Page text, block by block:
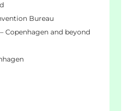
Bureau
Copenhagen and beyond